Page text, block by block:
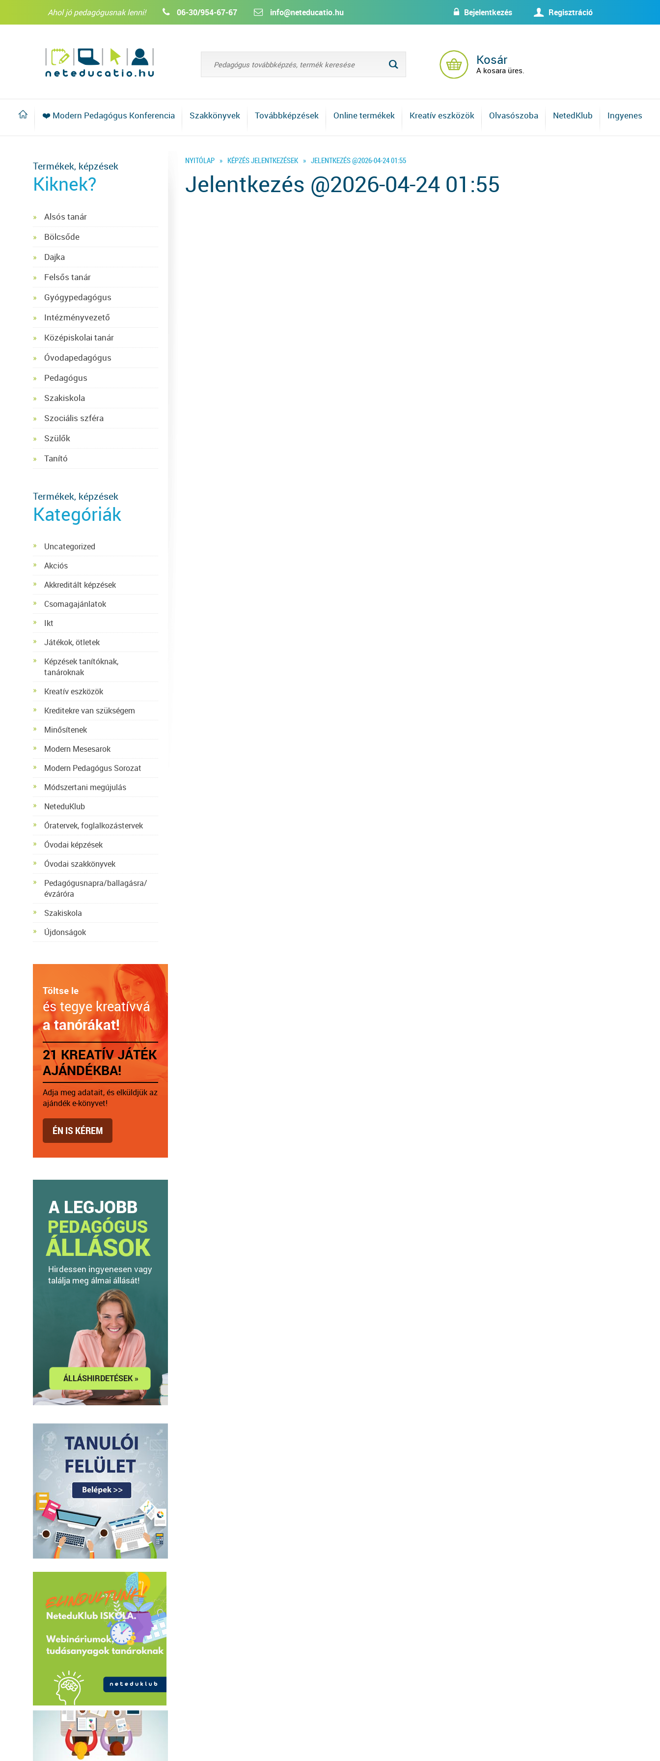
w Bejelentkezés U Regisztráció
Ahol jó pedagógusnak lenni! 06-30/954-67-67 info@neteducatio.hu
L Kosár
A kosara üres.
❤️ Modern Pedagógus Konferencia Szakkönyvek Továbbképzések Online termékek Kreatív eszközök Olvasószoba NetedKlub Ingyenes
NYITÓLAP » KÉPZÉS JELENTKEZÉSEK » JELENTKEZÉS @2026-04-24 01:55
Jelentkezés @2026-04-24 01:55
Termékek, képzések
Kiknek?
Alsós tanár
Bölcsőde
Dajka
Felsős tanár
Gyógypedagógus
Intézményvezető
Középiskolai tanár
Óvodapedagógus
Pedagógus
Szakiskola
Szociális szféra
Szülők
Tanító
Termékek, képzések
Kategóriák
Uncategorized
Akciós
Akkreditált képzések
Csomagajánlatok
Ikt
Játékok, ötletek
Képzések tanítóknak,
tanároknak
Kreatív eszközök
Kreditekre van szükségem
Minősítenek
Modern Mesesarok
Modern Pedagógus Sorozat
Módszertani megújulás
NeteduKlub
Óratervek, foglalkozástervek
Óvodai képzések
Óvodai szakkönyvek
Pedagógusnapra/ballagásra/
évzáróra
Szakiskola
Újdonságok
Töltse le
és tegye kreatívvá
a tanórákat!
21 KREATÍV JÁTÉK
AJÁNDÉKBA!
Adja meg adatait, és elküldjük az
ajándék e-könyvet!
ÉN IS KÉREM